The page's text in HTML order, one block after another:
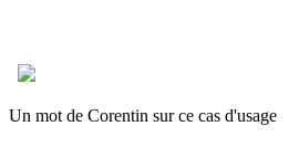
Un mot de Corentin sur ce cas d'usage